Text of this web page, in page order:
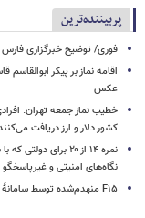
پربیننده‌ترین
فوری/ توضیح خبرگزاری
اقامه نماز بر پیکر
عکس
خطیب نماز جمعه تهران:
کشور دلار و ارز دریافت
نمره ۱۴ از ۲۰
نگاه‌های امنیتی و غیرپاسخگو
F۱۵ منهدم‌شده توسط سامانۀ پدافندی نوین هوافضای سپاه + تصاویر